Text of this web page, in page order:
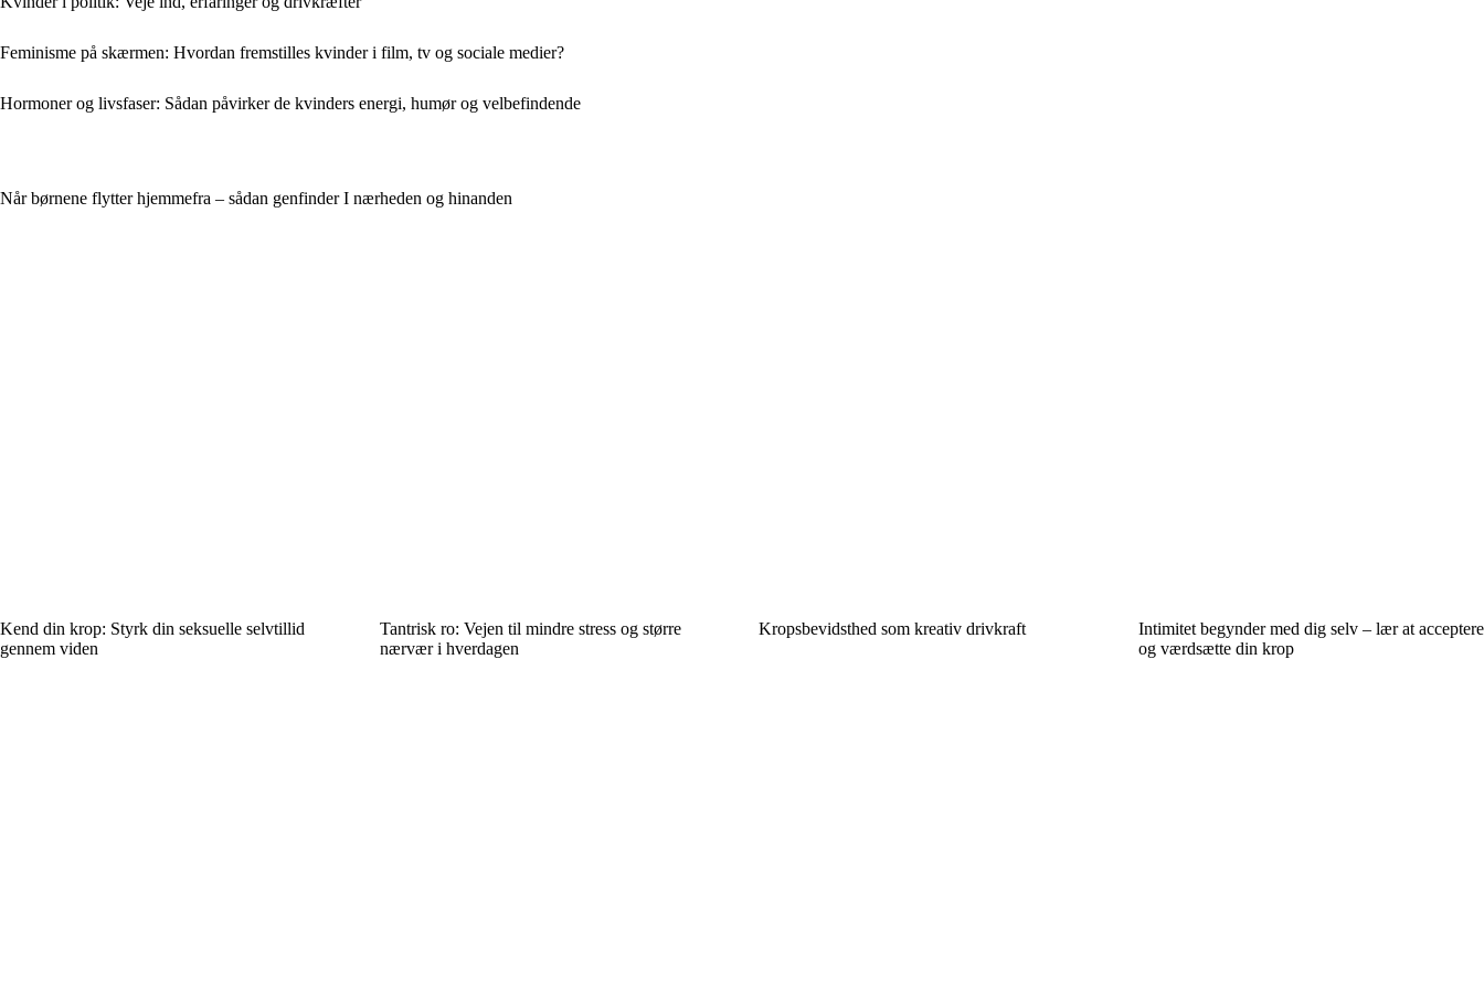
Feminisme på skærmen: Hvordan fremstilles kvinder i film, tv og sociale medier?
Hormoner og livsfaser: Sådan påvirker de kvinders energi, humør og velbefindende
Når børnene flytter hjemmefra – sådan genfinder I nærheden og hinanden
Kend din krop: Styrk din seksuelle selvtillid
gennem viden
Tantrisk ro: Vejen til mindre stress og større
nærvær i hverdagen
Kropsbevidsthed som kreativ drivkraft
Intimitet begynder med dig selv – lær at acceptere
og værdsætte din krop